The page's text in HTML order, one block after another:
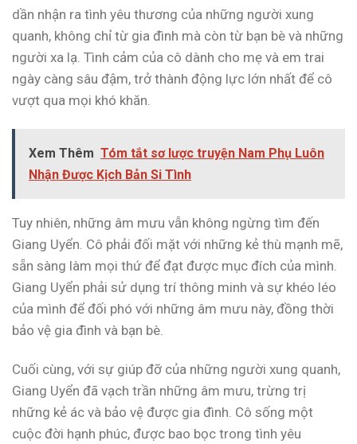
dần nhận ra tình yêu thương của những người xung
quanh, không chỉ từ gia đình mà còn từ bạn bè và những
người xa lạ. Tình cảm của cô dành cho mẹ và em trai
ngày càng sâu đậm, trở thành động lực lớn nhất để cô
vượt qua mọi khó khăn.
Xem Thêm Tóm tắt sơ lược truyện Nam Phụ Luôn
Nhận Được Kịch Bản Si Tình
Tuy nhiên, những âm mưu vẫn không ngừng tìm đến
Giang Uyển. Cô phải đối mặt với những kẻ thù mạnh mẽ,
sẵn sàng làm mọi thứ để đạt được mục đích của mình.
Giang Uyển phải sử dụng trí thông minh và sự khéo léo
của mình để đối phó với những âm mưu này, đồng thời
bảo vệ gia đình và bạn bè.
Cuối cùng, với sự giúp đỡ của những người xung quanh,
Giang Uyển đã vạch trần những âm mưu, trừng trị
những kẻ ác và bảo vệ được gia đình. Cô sống một
cuộc đời hạnh phúc, được bao bọc trong tình yêu